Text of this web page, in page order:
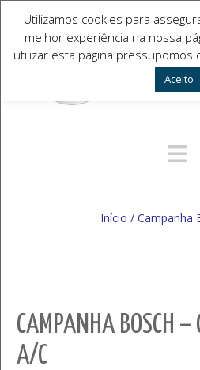
Início / Campanha
CAMPANHA BOSCH –
A/C
Utilizamos cookies para
melhor experiência na nossa
utilizar esta página pressupomos
Aceito